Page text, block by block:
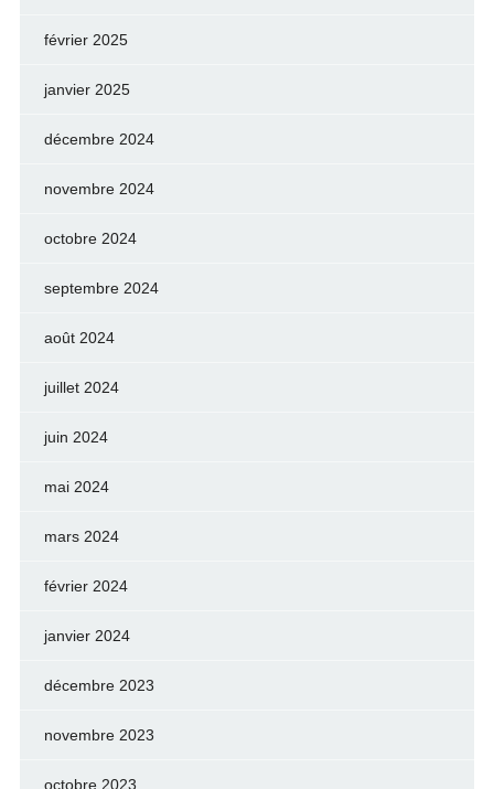
février 2025
janvier 2025
décembre 2024
novembre 2024
octobre 2024
septembre 2024
août 2024
juillet 2024
juin 2024
mai 2024
mars 2024
février 2024
janvier 2024
décembre 2023
novembre 2023
octobre 2023